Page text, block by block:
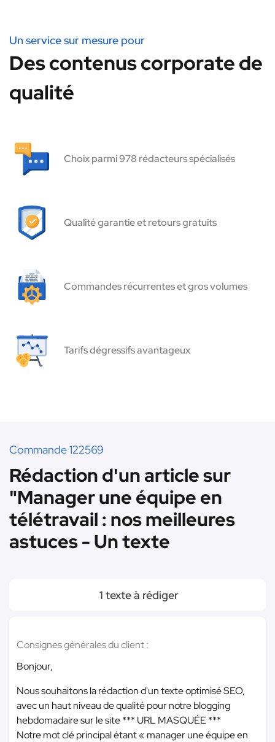
Un service sur mesure pour
Des contenus corporate de
qualité
Choix parmi 978 rédacteurs spécialisés
Qualité garantie et retours gratuits
Commandes récurrentes et gros volumes
Tarifs dégressifs avantageux
Commande 122569
Rédaction d'un article sur
"Manager une équipe en
télétravail : nos meilleures
astuces - Un texte
1 texte à rédiger
Consignes générales du client :
Bonjour,
Nous souhaitons la rédaction d'un texte optimisé SEO,
avec un haut niveau de qualité pour notre blogging
hebdomadaire sur le site*** URL MASQUÉE ***
Notre mot clé principal étant « manager une équipe en